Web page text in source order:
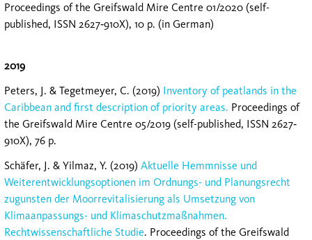
Proceedings of the Greifswald Mire Centre 01/2020 (self-
published, ISSN 2627‐910X), 10 p. (in German)
2019
Peters, J. & Tegetmeyer, C. (2019) Inventory of peatlands in the
Caribbean and first description of priority areas. Proceedings of
the Greifswald Mire Centre 05/2019 (self-published, ISSN 2627‐
910X), 76 p.
Schäfer, J. & Yilmaz, Y. (2019) Aktuelle Hemmnisse und
Weiterentwicklungsoptionen im Ordnungs- und Planungsrecht
zugunsten der Moorrevitalisierung als Umsetzung von
Klimaanpassungs- und Klimaschutzmaßnahmen.
Rechtwissenschaftliche Studie. Proceedings of the Greifswald